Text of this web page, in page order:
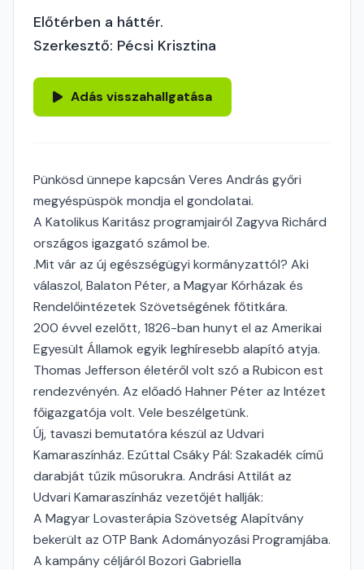
Előtérben a háttér.
Szerkesztő: Pécsi Krisztina
Adás visszahallgatása
Pünkösd ünnepe kapcsán Veres András győri
megyéspüspök mondja el gondolatai.
A Katolikus Karitász programjairól Zagyva Richárd
országos igazgató számol be.
.Mit vár az új egészségügyi kormányzattól? Aki
válaszol, Balaton Péter, a Magyar Kórházak és
Rendelőintézetek Szövetségének főtitkára.
200 évvel ezelőtt, 1826-ban hunyt el az Amerikai
Egyesült Államok egyik leghíresebb alapító atyja.
Thomas Jefferson életéről volt szó a Rubicon est
rendezvényén. Az előadó Hahner Péter az Intézet
főigazgatója volt. Vele beszélgetünk.
Új, tavaszi bemutatóra készül az Udvari
Kamaraszínház. Ezúttal Csáky Pál: Szakadék című
darabját tűzik műsorukra. Andrási Attilát az
Udvari Kamaraszínház vezetőjét hallják:
A Magyar Lovasterápia Szövetség Alapítvány
bekerült az OTP Bank Adományozási Programjába.
A kampány céljáról Bozori Gabriella